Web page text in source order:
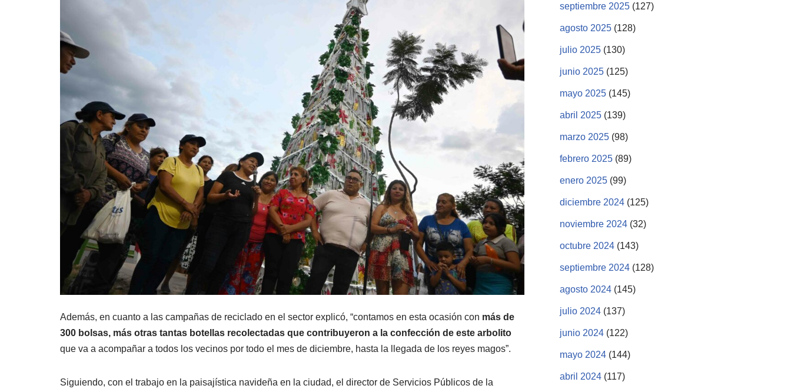
Además, en cuanto a las campañas de reciclado en el sector explicó, “contamos en esta ocasión con más de
300 bolsas, más otras tantas botellas recolectadas que contribuyeron a la confección de este arbolito
que va a acompañar a todos los vecinos por todo el mes de diciembre, hasta la llegada de los reyes magos”.
Siguiendo, con el trabajo en la paisajística navideña en la ciudad, el director de Servicios Públicos de la
septiembre 2025 (127)
agosto 2025 (128)
julio 2025 (130)
junio 2025 (125)
mayo 2025 (145)
abril 2025 (139)
marzo 2025 (98)
febrero 2025 (89)
enero 2025 (99)
diciembre 2024 (125)
noviembre 2024 (32)
octubre 2024 (143)
septiembre 2024 (128)
agosto 2024 (145)
julio 2024 (137)
junio 2024 (122)
mayo 2024 (144)
abril 2024 (117)